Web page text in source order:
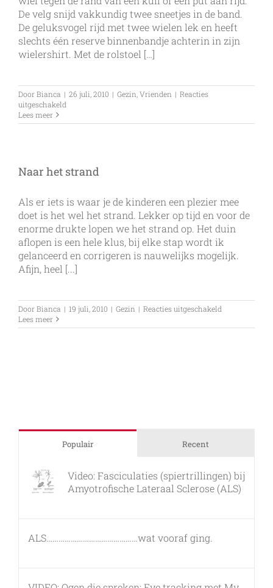
De velg snijd vakkundig twee sneetjes in de band.
De geluksvogel rijd met twee wielen lek en heeft
slechts één reserve binnenbandje achterin in zijn
wielershirt. Met de rolstoel […]
DoorBianca | 26 juli, 2010 | Gezin Vrienden | Reacties
uitgeschakeld
Lees meer
Naar het strand
Als er iets is waar je de kinderen een plezier mee
doet is het wel het strand. Lekker op tijd en voor de
enorme drukte lopen we het strand op. Het duin
aflopen is een hele klus, bij elke stap wordt ik
gelanceerd en corrigeren is nauwelijks mogelijk.
Afijn, heel [...]
DoorBianca | 19 juli, 2010 | Gezin | Reacties uitgeschakeld
het
Lees meer
Populair Recent
Video: Fasciculaties (spiertrillingen) bij
Amyotrofische Lateraal Sclerose (ALS)
ALS………………………………………wat vooraf ging.